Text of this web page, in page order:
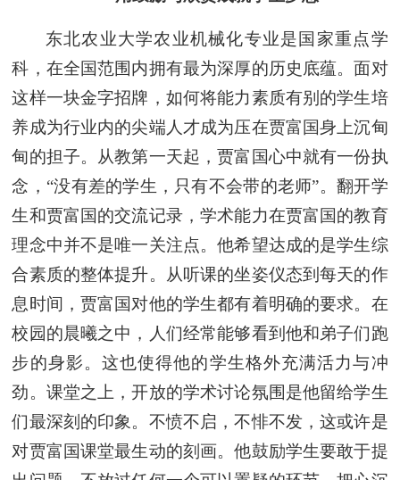
东北农业大学农业机械化专业是国家重点学
科，在全国范围内拥有最为深厚的历史底蕴。面对
这样一块金字招牌，如何将能力素质有别的学生培
养成为行业内的尖端人才成为压在贾富国身上沉甸
甸的担子。从教第一天起，贾富国心中就有一份执
念，“没有差的学生，只有不会带的老师”。翻开学
生和贾富国的交流记录，学术能力在贾富国的教育
理念中并不是唯一关注点。他希望达成的是学生综
合素质的整体提升。从听课的坐姿仪态到每天的作
息时间，贾富国对他的学生都有着明确的要求。在
校园的晨曦之中，人们经常能够看到他和弟子们跑
步的身影。这也使得他的学生格外充满活力与冲
劲。课堂之上，开放的学术讨论氛围是他留给学生
们最深刻的印象。不愤不启，不悱不发，这或许是
对贾富国课堂最生动的刻画。他鼓励学生要敢于提